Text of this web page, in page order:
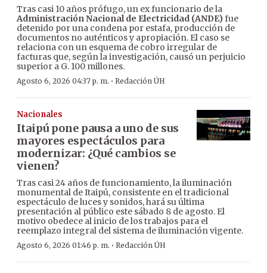
Tras casi 10 años prófugo, un ex funcionario de la
Administración Nacional de Electricidad (ANDE)fue
detenido por una condena por estafa, producción de
documentos no auténticos y apropiación. El caso se
relaciona con un esquema de cobro irregular de
facturas que, según la investigación, causó un perjuicio
superior a G. 100 millones.
Agosto 6, 2026 04:37 p. m. · Redacción ÚH
Nacionales
Itaipú pone pausa a uno de sus
mayores espectáculos para
modernizar: ¿Qué cambios se
vienen?
Tras casi 24 años de funcionamiento, la iluminación
monumental de Itaipú, consistente en el tradicional
espectáculo de luces y sonidos, hará su última
presentación al público este sábado 8 de agosto. El
motivo obedece al inicio de los trabajos para el
reemplazo integral del sistema de iluminación vigente.
Agosto 6, 2026 01:46 p. m. · Redacción ÚH